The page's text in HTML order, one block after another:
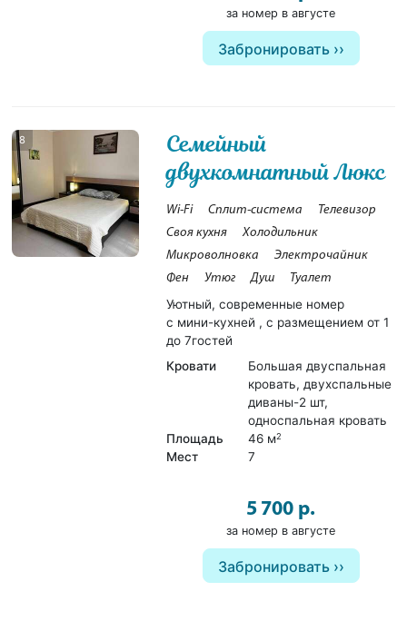
за номер в августе
Забронировать
8
Семейный
двухкомнатный Люкс
Wi-Fi Сплит-система
Телевизор
Своя кухня
Холодильник
Микроволновка
Электрочайник
Фен
Утюг Душ Туалет
Уютный, современные номер
с мини-кухней , с размещением от 1
до 7гостей
Кровати
Большая двуспальная
кровать, двухспальные
диваны-2 шт,
односпальная кровать
Площадь
46 м2
Мест 7
5 700 р.
за номер в августе
Забронировать